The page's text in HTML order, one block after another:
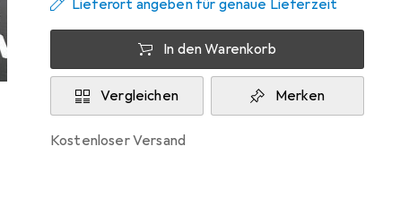
Lieferort angeben für genaue Lieferzeit
In den Warenkorb
Vergleichen Merken
kostenloser Versand